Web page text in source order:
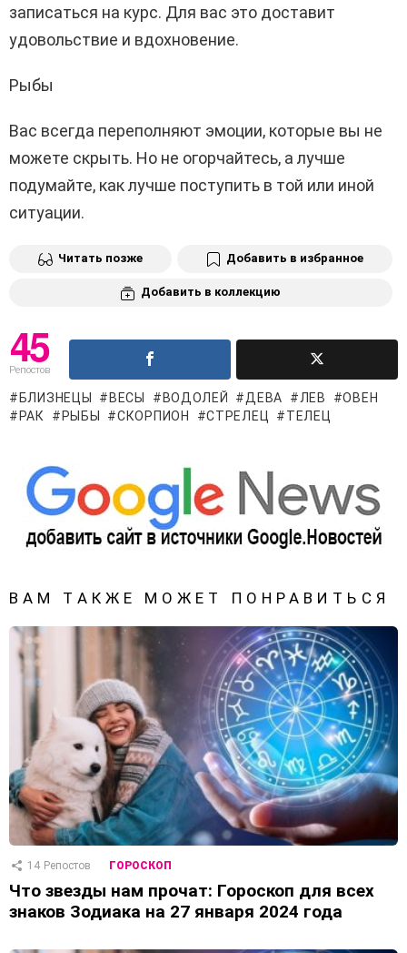
записаться на курс. Для вас это доставит
удовольствие и вдохновение.
Рыбы
Вас всегда переполняют эмоции, которые вы не
можете скрыть. Но не огорчайтесь, а лучше
подумайте, как лучше поступить в той или иной
ситуации.
Читать позже Добавить в избранное
Добавить в коллекцию
45
Репостов
БЛИЗНЕЦЫ ВЕСЫ ВОДОЛЕЙ ДЕВА ЛЕВ
ОВЕН
РАК
РЫБЫ СКОРПИОН СТРЕЛЕЦ ТЕЛЕЦ
ВАМ ТАКЖЕ МОЖЕТ ПОНРАВИТЬСЯ
14 Репостов ГОРОСКОП
Что звезды нам прочат: Гороскоп для всех
знаков Зодиака на 27 января 2024 года